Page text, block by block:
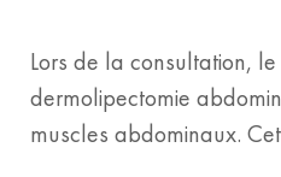
Lors de la consultation,
dermolipectomie
muscles abdominaux.